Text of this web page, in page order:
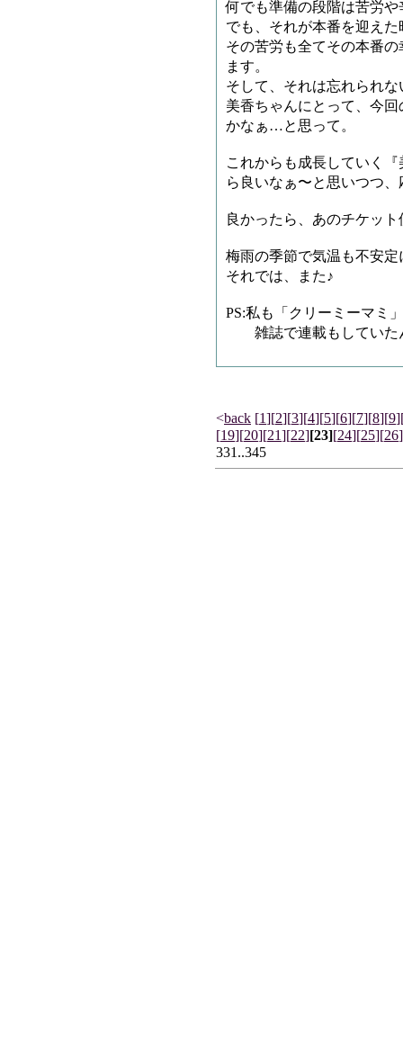
何でも準備の段階は苦労
でも、それが本番を迎え
その苦労も全てその本番
ます。
そして、それは忘れられ
美香ちゃんにとって、今
かなぁ…と思って。
これからも成長していく
ら良いなぁ〜と思いつつ
良かったら、あのチケッ
梅雨の季節で気温も不安
それでは、また♪
PS:私も「クリーミーマミ
雑誌で連載もしていた
<back [1][2][3][4][5][6][7][8][9]
[19][20][21][22][23][24][25][26]
331..345